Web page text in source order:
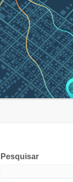
Pesquisar